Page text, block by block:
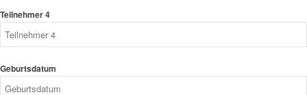
Teilnehmer 4
Geburtsdatum